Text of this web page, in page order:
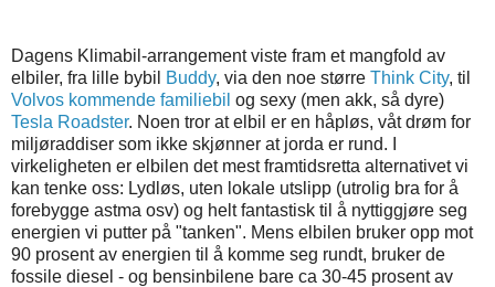
Dagens Klimabil-arrangement viste fram et mangfold av
elbiler, fra lille bybil
Buddy, via den noe større Think City, til
Volvos kommende familiebil og sexy (men akk, så dyre)
Tesla Roadster. Noen tror at elbil er en håpløs, våt drøm for
miljøraddiser som ikke skjønner at jorda er rund. I
virkeligheten er elbilen det mest framtidsretta alternativet vi
kan tenke oss: Lydløs, uten lokale utslipp (utrolig bra for å
forebygge astma osv) og helt fantastisk til å nyttiggjøre seg
energien vi putter på "tanken". Mens elbilen bruker opp mot
90 prosent av energien til å komme seg rundt, bruker de
fossile diesel - og bensinbilene bare ca 30-45 prosent av